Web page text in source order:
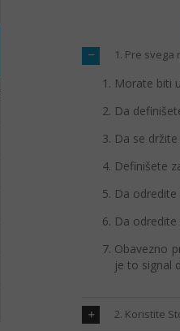
1. Pre
Morate biti
Da
Da se
Definišete
Da
Da
Obavezno
je to signal
2. Koristite